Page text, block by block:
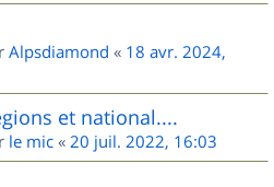
Alpsdiamond « 18 avr. 2024,
et national....
le mic « 20 juil. 2022, 16:03